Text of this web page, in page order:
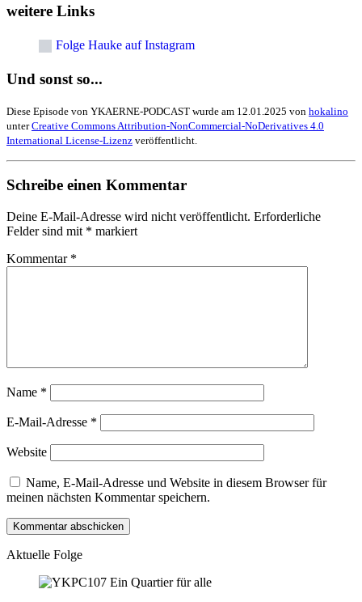
weitere Links
Folge Hauke auf Instagram
Und sonst so...
Diese Episode von YKAERNE-PODCAST wurde am 12.01.2025 von hokalino
unterCreative Commons Attribution-NonCommercial-NoDerivatives 4.0
International License-Lizenz veröffentlicht.
Schreibe einen Kommentar
Deine E-Mail-Adresse wird nicht veröffentlicht. Erforderliche
Felder sind mit * markiert
Kommentar *
Name *
E-Mail-Adresse *
Website
Name, E-Mail-Adresse und Website in diesem Browser für
meinen nächsten Kommentar speichern.
Aktuelle Folge